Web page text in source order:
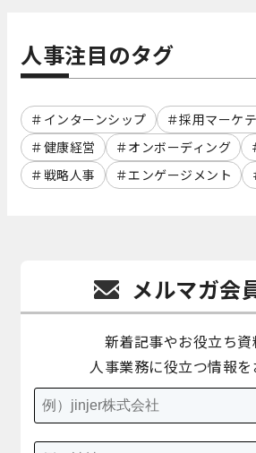
人事注目のタグ
インターンシップ
採用マーケ
健康経営
オンボーディング
戦略人事
エンゲージメント
メルマガ会
新着記事やお役立ち
人事業務に役立つ情報を